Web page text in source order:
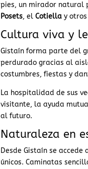
pies, un mirador natural
Posets, elCotiella y
Cultura viva y
Gistaín forma parte del
perdurado gracias al
costumbres, fiestas y
La hospitalidad de sus
visitante, la ayuda
al futuro.
Naturaleza en
Desde Gistaín se
únicos. Caminatas